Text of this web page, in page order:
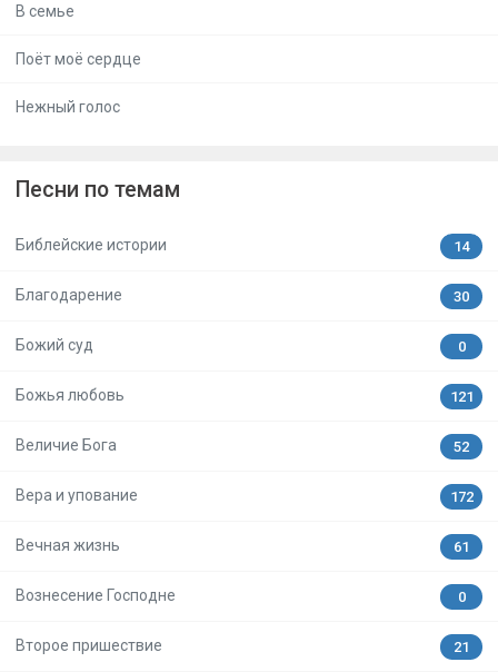
В семье
Поёт моё сердце
Нежный голос
Песни по темам
Библейские истории 14
Благодарение 30
Божий суд 0
Божья любовь 121
Величие Бога 52
Вера и упование 172
Вечная жизнь 61
Вознесение Господне 0
Второе пришествие 21